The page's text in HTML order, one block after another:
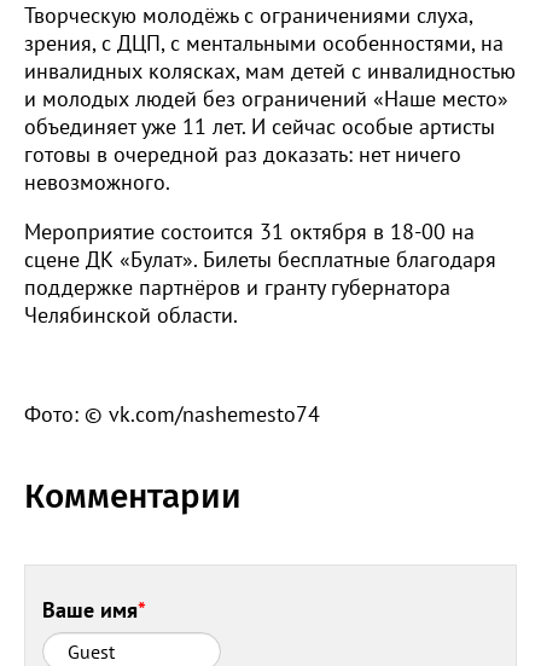
Творческую молодёжь с ограничениями слуха,
зрения, с ДЦП, с ментальными особенностями, на
инвалидных колясках, мам детей с инвалидностью
и молодых людей без ограничений «Наше место»
объединяет уже 11 лет. И сейчас особые артисты
готовы в очередной раз доказать: нет ничего
невозможного.
Мероприятие состоится 31 октября в 18-00 на
сцене ДК «Булат». Билеты бесплатные благодаря
поддержке партнёров и гранту губернатора
Челябинской области.
Фото: © vk.com/nashemesto74
Комментарии
Ваше имя*